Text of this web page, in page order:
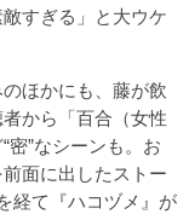
すぎる」と大ウケ
ほかにも、藤が飲
から「百合（女性
密”なシーンも。お
面に出したストー
経て『ハコヅメ』が